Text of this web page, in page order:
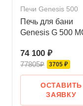
Печи Genesis 500
Печь для бани
Genesis G 500
74 100 ₽
77805₽ 3705 ₽
ОСТАВИТЬ
ЗАЯВКУ